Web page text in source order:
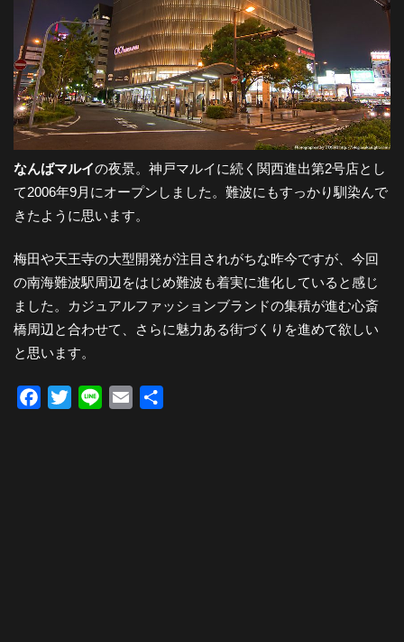
なんばマルイの夜景。神戸マルイに続く関西進出第2号店とし
て2006年9月にオープンしました。難波にもすっかり馴染んで
きたように思います。
梅田や天王寺の大型開発が注目されがちな昨今ですが、今回
の南海難波駅周辺をはじめ難波も着実に進化していると感じ
ました。カジュアルファッションブランドの集積が進む心斎
橋周辺と合わせて、さらに魅力ある街づくりを進めて欲しい
と思います。
Facebook
TwitterLine Email